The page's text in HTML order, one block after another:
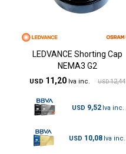
LEDVANCE Shorting Cap
NEMA3 G2
USD 11,20 USD 12,44
USD 9,52
USD 10,08